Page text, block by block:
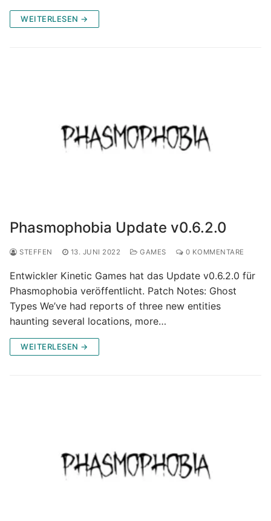
WEITERLESEN →
Phasmophobia Update v0.6.2.0
STEFFEN 13. JUNI 2022 GAMES 0 KOMMENTARE
Entwickler Kinetic Games hat das Update v0.6.2.0 für
Phasmophobia veröffentlicht. Patch Notes: Ghost
Types We’ve had reports of three new entities
haunting several locations, more…
WEITERLESEN →